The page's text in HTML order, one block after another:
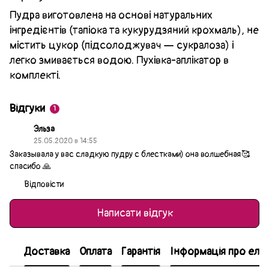
Пудра виготовлена на основі натуральних
інгредієнтів (тапіока та кукурудзяний крохмаль), не
містить цукор (підсолоджувач — сукралоза) і
легко змивається водою. Пухівка-аплікатор в
комплекті.
Відгуки 1
Эльза
25.05.2020 в 14:55
Заказывала у вас сладкую пудру с блестками) она волшебная🥰
спасибо 🙏
Відповісти
Написати відгук
Доставка Оплата Гарантія Інформація про